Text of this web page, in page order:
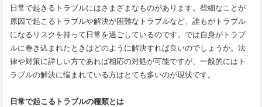
日常で起きるトラブルにはさまざまなものがあります。些細なことが
原因で起こるトラブルや解決が困難なトラブルなど、誰もがトラブル
になるリスクを持って日常を過ごしているのです。では自身がトラブ
ルに巻き込まれたときはどのように解決すれば良いのでしょうか。法
律や対策に詳しい方であれば相応の対処が可能ですが、一般的にはト
ラブルの解決に悩まれている方はとても多いのが現状です。
日常で起こるトラブルの種類とは